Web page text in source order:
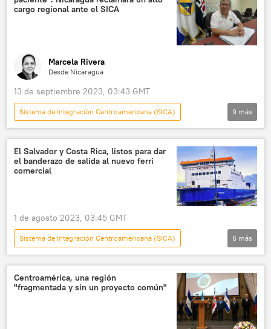
Objetivos de Desarrollo Sostenible (ODS)
cargo regional ante el SICA
Marcela Rivera
Desde Nicaragua
13 de septiembre 2023, 03:43 GMT
Sistema de Integración Centroamericana (SICA)
América Latina
Centroamérica
política
Denis Moncada
Nicaragua
Guatemala
Honduras
9 más
El Salvador y Costa Rica, listos para dar
el banderazo de salida al nuevo ferri
comercial
1 de agosto 2023, 03:45 GMT
Sistema de Integración Centroamericana (SICA)
Economía
📈 Mercados y finanzas
El Salvador
Costa Rica
Honduras
Nicaragua
6 más
Centroamérica, una región
"fragmentada y sin un proyecto común"